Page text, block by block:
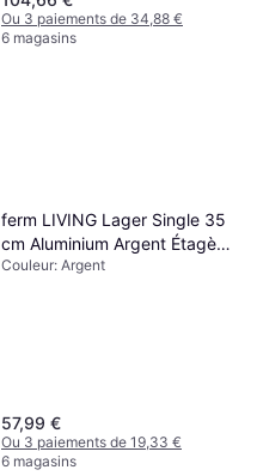
Ou 3 paiements de 34,88 €
6 magasins
ferm LIVING Lager Single 35
cm Aluminium Argent Étagère
Murale 76.2cm
Couleur: Argent
57,99 €
Ou 3 paiements de 19,33 €
6 magasins